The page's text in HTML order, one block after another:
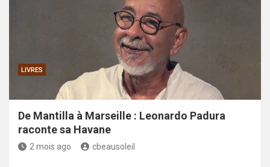
LIVRES
De Mantilla à Marseille : Leonardo Padura
raconte sa Havane
2 mois ago cbeausoleil